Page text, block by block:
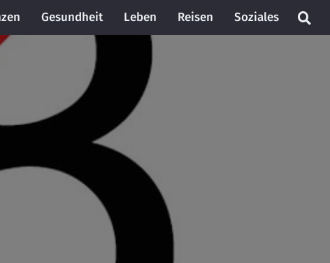
Gesundheit Leben Reisen Soziales